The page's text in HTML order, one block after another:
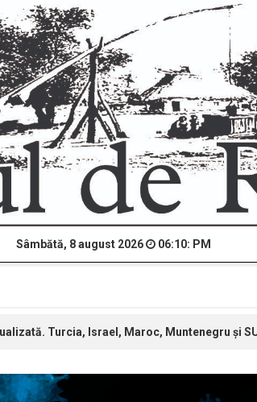
Sâmbătă, 8 august 2026 06:10: PM
Turcia, Israel, Maroc, Muntenegru și